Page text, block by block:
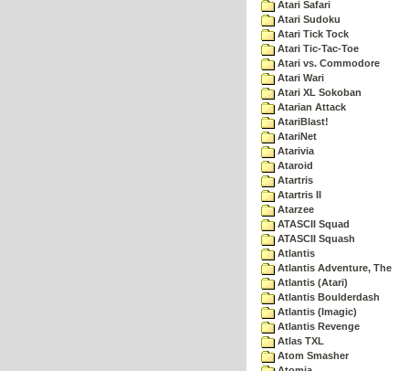
Atari Safari
Atari Sudoku
Atari Tick Tock
Atari Tic-Tac-Toe
Atari vs. Commodore
Atari Wari
Atari XL Sokoban
Atarian Attack
AtariBlast!
AtariNet
Atarivia
Ataroid
Atartris
Atartris II
Atarzee
ATASCII Squad
ATASCII Squash
Atlantis
Atlantis Adventure, The
Atlantis (Atari)
Atlantis Boulderdash
Atlantis (Imagic)
Atlantis Revenge
Atlas TXL
Atom Smasher